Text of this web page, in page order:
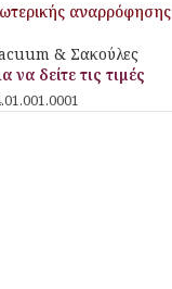
αναρρόφησης
& Σακούλες
να δείτε τις τιμές